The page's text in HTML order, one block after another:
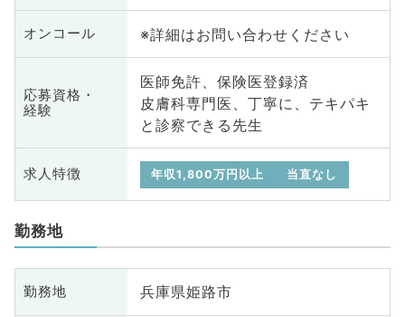
オンコール ※詳細はお問い合わせください
応募資格・
経験
医師免許、保険医登録済
皮膚科専門医、丁寧に、テキパキ
と診察できる先生
求人特徴 年収1,800万円以上 当直なし
勤務地
勤務地 兵庫県姫路市